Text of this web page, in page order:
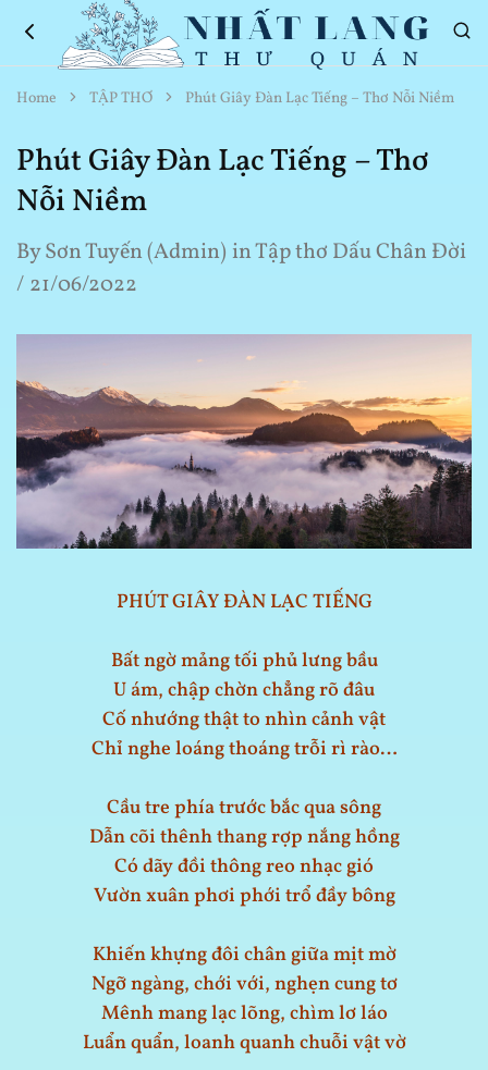
Nhất
Lang
Quán
Thơ
Hay
Cuộc
Sống
Home TẬP THƠ Phút Giây Đàn Lạc Tiếng – Thơ Nỗi Niềm
Phút Giây Đàn Lạc Tiếng – Thơ
Nỗi Niềm
BySơn Tuyến (Admin) inTập thơ Dấu Chân Đời
21/06/2022
PHÚT GIÂY ĐÀN LẠC TIẾNG
Bất ngờ mảng tối phủ lưng bầu
U ám, chập chờn chẳng rõ đâu
Cố nhướng thật to nhìn cảnh vật
Chỉ nghe loáng thoáng trỗi rì rào…
Cầu tre phía trước bắc qua sông
Dẫn cõi thênh thang rợp nắng hồng
Có dãy đồi thông reo nhạc gió
Vườn xuân phơi phới trổ đầy bông
Khiến khựng đôi chân giữa mịt mờ
Ngỡ ngàng, chới với, nghẹn cung tơ
Mênh mang lạc lõng, chìm lơ láo
Luẩn quẩn, loanh quanh chuỗi vật vờ